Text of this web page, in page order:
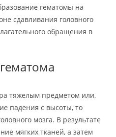
гематомы на
сдавливания головного
обращения в
тяжелым предметом или,
падения с высоты, то
мозга. В результате
мягких тканей, а затем